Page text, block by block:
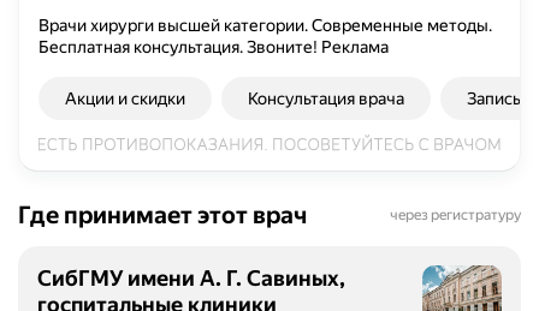
Врачи хирурги высшей категории. Современные методы.
Бесплатная консультация. Звоните! Реклама
Акции и скидки Консультация врача Запись
Где принимает этот врач через регистратуру
СибГМУ имени А. Г. Савиных,
госпитальные клиники